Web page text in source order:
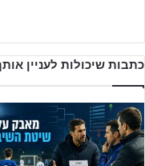
כתבות שיכולות לעניין